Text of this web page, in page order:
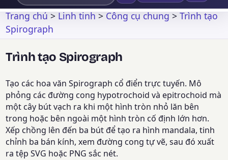
Trang chủ>Linh tinh>Công cụ chung>Trình tạo
Spirograph
Trình tạo Spirograph
Tạo các hoa văn Spirograph cổ điển trực tuyến. Mô
phỏng các đường cong hypotrochoid và epitrochoid mà
một cây bút vạch ra khi một hình tròn nhỏ lăn bên
trong hoặc bên ngoài một hình tròn cố định lớn hơn.
Xếp chồng lên đến ba bút để tạo ra hình mandala, tinh
chỉnh ba bán kính, xem đường cong tự vẽ, sau đó xuất
ra tệp SVG hoặc PNG sắc nét.